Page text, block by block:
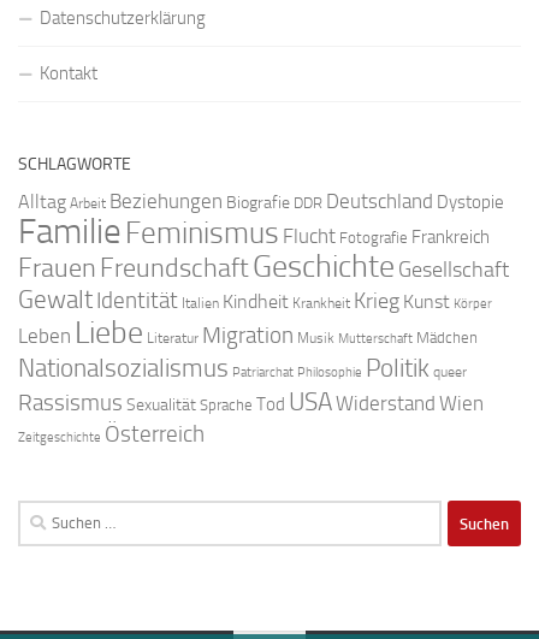
Datenschutzerklärung
Kontakt
SCHLAGWORTE
Alltag Arbeit Beziehungen Biografie DDR Deutschland Dystopie
FamilieFeminismus Flucht Fotografie Frankreich
Frauen FreundschaftGeschichte Gesellschaft
GewaltIdentität Italien Kindheit Krankheit Krieg Kunst Körper
Leben Liebe Literatur Migration Musik Mutterschaft Mädchen
Nationalsozialismus Patriarchat Philosophie Politik queer
Rassismus SexualitätSprache Tod USAWiderstand Wien
Zeitgeschichte Österreich
Suchen
nach: